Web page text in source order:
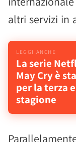
altri servizi in
La serie
May Cry è
per la terza
stagione